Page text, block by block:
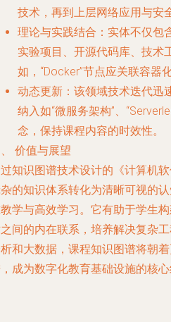
技术，再到上层网络应用与安
理论与实践结合 ：实体不仅
实验项目、开源代码库、技术
如，“Docker”节点应关联容器
动态更新 ：该领域技术迭代
纳入如“微服务架构”、
念，保持课程内容的时效性。
价值与展望
知识图谱技术设计的《计算机
的知识体系转化为清晰可视的
学与高效学习。它有助于学生
间的内在联系，培养解决复杂
和大数据，课程知识图谱将朝
成为数字化教育基础设施的核心